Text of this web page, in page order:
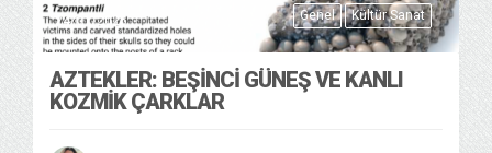
Genel Kültür Sanat
24/01/2026
AZTEKLER: BEŞINCI GÜNEŞ VE KANLI
KOZMIK ÇARKLAR